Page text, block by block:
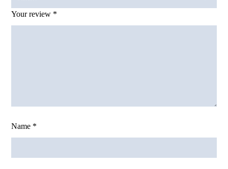
Your review *
Name *